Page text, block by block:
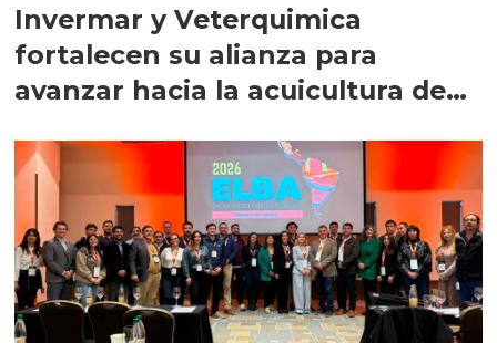
Invermar y Veterquimica
fortalecen su alianza para
avanzar hacia la acuicultura de